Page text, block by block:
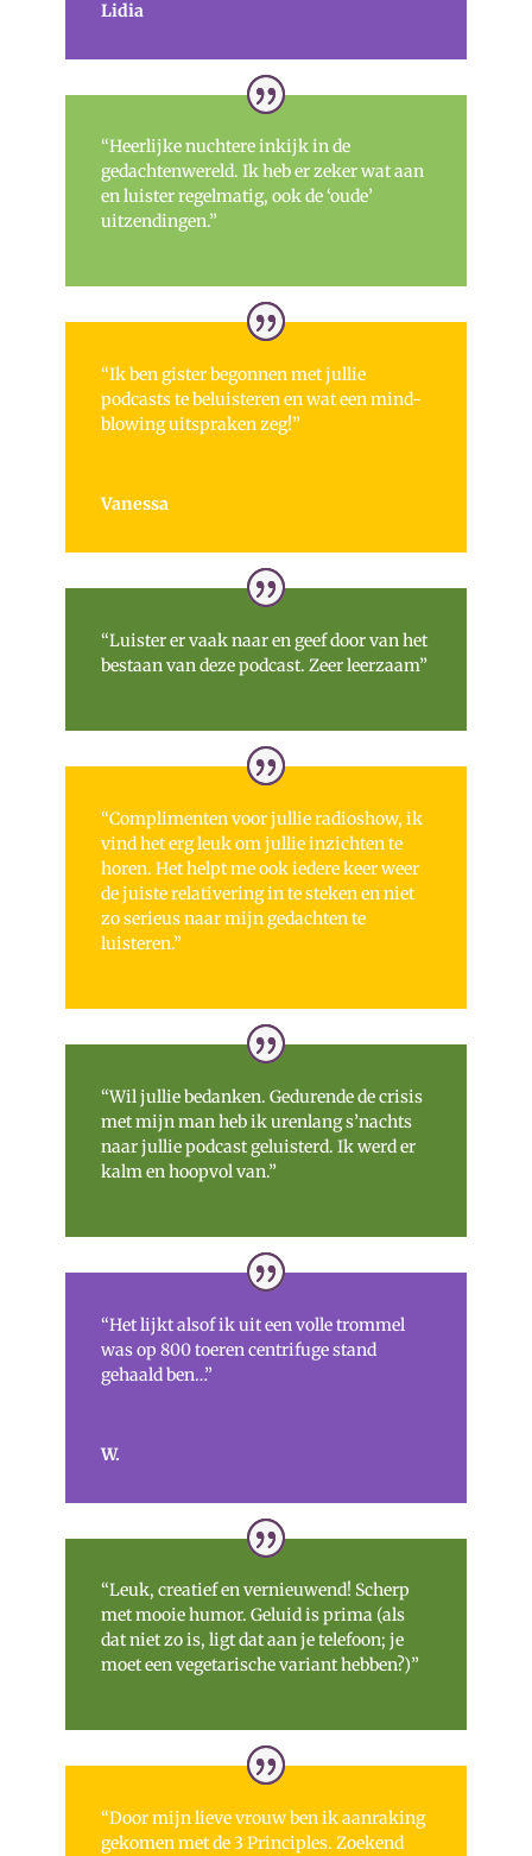
Lidia
“Heerlijke nuchtere inkijk in de
gedachtenwereld. Ik heb er zeker wat aan
en luister regelmatig, ook de ‘oude’
uitzendingen.”
“Ik ben gister begonnen met jullie
podcasts te beluisteren en wat een mind-
blowing uitspraken zeg!”
Vanessa
“Luister er vaak naar en geef door van het
bestaan van deze podcast. Zeer leerzaam”
“Complimenten voor jullie radioshow, ik
vind het erg leuk om jullie inzichten te
horen. Het helpt me ook iedere keer weer
de juiste relativering in te steken en niet
zo serieus naar mijn gedachten te
luisteren.”
“Wil jullie bedanken. Gedurende de crisis
met mijn man heb ik urenlang s’nachts
naar jullie podcast geluisterd. Ik werd er
kalm en hoopvol van.”
“Het lijkt alsof ik uit een volle trommel
was op 800 toeren centrifuge stand
gehaald ben…”
W.
“Leuk, creatief en vernieuwend! Scherp
met mooie humor. Geluid is prima (als
dat niet zo is, ligt dat aan je telefoon; je
moet een vegetarische variant hebben?)”
“Door mijn lieve vrouw ben ik aanraking
gekomen met de 3 Principles. Zoekend